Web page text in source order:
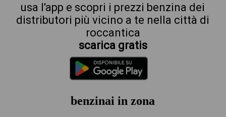
usa l'app e scopri i prezzi benzina dei
distributori più vicino a te nella città di
roccantica
scarica gratis
benzinai in zona